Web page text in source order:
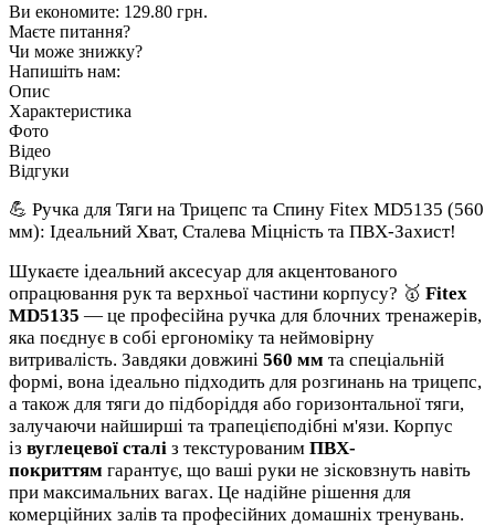
Ви економите: 129.80 грн.
Маєте питання?
Чи може знижку?
Напишіть нам:
Опис
Характеристика
Фото
Відео
Відгуки
💪 Ручка для Тяги на Трицепс та Спину Fitex MD5135 (560
мм): Ідеальний Хват, Сталева Міцність та ПВХ-Захист!
Шукаєте ідеальний аксесуар для акцентованого
опрацювання рук та верхньої частини корпусу? 🥇 Fitex
MD5135 — це професійна ручка для блочних тренажерів,
яка поєднує в собі ергономіку та неймовірну
витривалість. Завдяки довжині 560 мм та спеціальній
формі, вона ідеально підходить для розгинань на трицепс,
а також для тяги до підборіддя або горизонтальної тяги,
залучаючи найширші та трапецієподібні м'язи. Корпус
із вуглецевої сталі з текстурованим ПВХ-
покриттям гарантує, що ваші руки не зісковзнуть навіть
при максимальних вагах. Це надійне рішення для
комерційних залів та професійних домашніх тренувань.